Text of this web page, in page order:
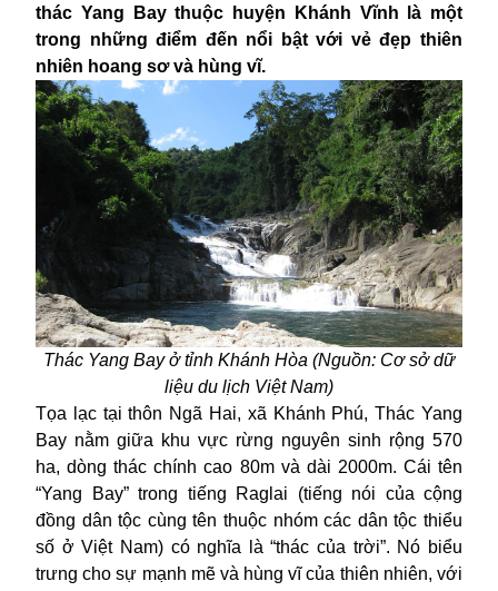
thác Yang Baythuộc huyện Khánh Vĩnh là một
trong những điểm đến nổi bật với vẻ đẹp thiên
nhiên hoang sơ và hùng vĩ.
Thác Yang Bayở tỉnh Khánh Hòa (Nguồn: Cơ sở dữ
liệu du lịch Việt Nam)
Tọa lạc tại thôn Ngã Hai, xã Khánh Phú, Thác Yang
Bay nằm giữa khu vực rừng nguyên sinh rộng 570
ha, dòng thác chính cao 80m và dài 2000m. Cái tên
“Yang Bay” trong tiếng Raglai (tiếng nói của cộng
đồng dân tộc cùng tên thuộc nhóm các dân tộc thiểu
số ở Việt Nam) có nghĩa là “thác của trời”. Nó biểu
trưng cho sự mạnh mẽ và hùng vĩ của thiên nhiên, với